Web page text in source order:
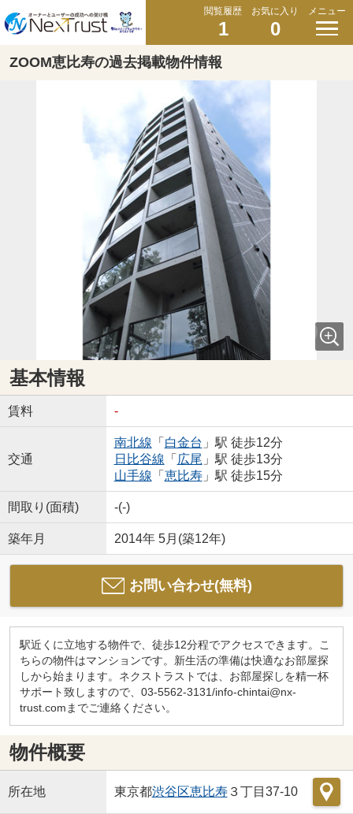
閲覧履歴
1
お気に入り
0
メニュー
ZOOM恵比寿の過去掲載物件情報
基本情報
賃料 -
交通
南北線 「 白金台 」駅 徒歩12分
日比谷線 「 広尾 」駅 徒歩13分
山手線 「 恵比寿」駅 徒歩15分
間取り(面積) -(-)
築年月 2014年 5月(築12年)
お問い合わせ(無料)
駅近くに立地する物件で、徒歩12分程でアクセスできます。こ
ちらの物件はマンションです。新生活の準備は快適なお部屋探
しから始まります。ネクストラストでは、お部屋探しを精一杯
サポート致しますので、03-5562-3131/info-chintai@nx-
trust.comまでご連絡ください。
物件概要
所在地 東京都渋谷区恵比寿３丁目37-10